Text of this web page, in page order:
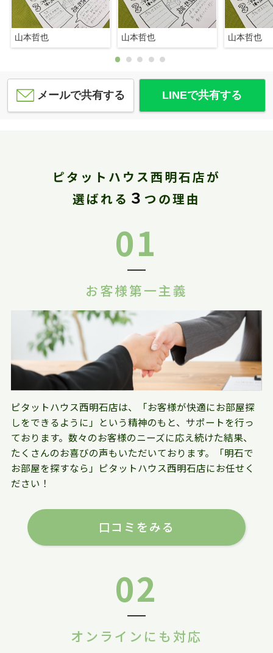
山本哲也 山本哲也 山本哲也
メールで共有する LINEで共有する
ピタットハウス西明石店が
選ばれる ３ つの理由
01
お客様第一主義
ピタットハウス西明石店は、「お客様が快適にお部屋探
しをできるように」という精神のもと、サポートを行っ
ております。数々のお客様のニーズに応え続けた結果、
たくさんのお喜びの声もいただいております。「明石で
お部屋を探すなら」ピタットハウス西明石店にお任せく
ださい！
口コミをみる
02
オンラインにも対応